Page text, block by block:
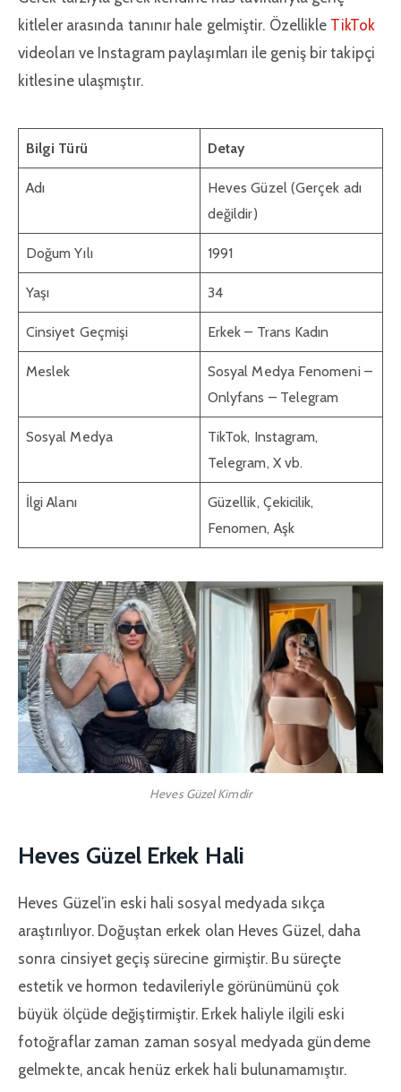
kitleler arasında tanınır hale gelmiştir. Özellikle TikTok
videoları ve Instagram paylaşımları ile geniş bir takipçi
kitlesine ulaşmıştır.
Bilgi Türü Detay
Adı
Heves Güzel (Gerçek adı
değildir)
Doğum Yılı 1991
Yaşı 34
Cinsiyet Geçmişi Erkek – Trans Kadın
Meslek
Sosyal Medya Fenomeni –
Onlyfans – Telegram
Sosyal Medya
TikTok, Instagram,
Telegram, X vb.
İlgi Alanı
Güzellik, Çekicilik,
Fenomen, Aşk
Heves Güzel Kimdir
Heves Güzel Erkek Hali
Heves Güzel’in eski hali sosyal medyada sıkça
araştırılıyor. Doğuştan erkek olan Heves Güzel, daha
sonra cinsiyet geçiş sürecine girmiştir. Bu süreçte
estetik ve hormon tedavileriyle görünümünü çok
büyük ölçüde değiştirmiştir. Erkek haliyle ilgili eski
fotoğraflar zaman zaman sosyal medyada gündeme
gelmekte, ancak henüz erkek hali bulunamamıştır.